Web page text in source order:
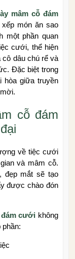
mâm cỗ đám
món ăn sao
một phần quan
cưới, thể hiện
dâu chú rể và
Đặc biệt trong
hòa giữa truyền
cỗ đám
về tiệc cưới
và mâm cỗ.
đẹp mắt sẽ tạo
được chào đón
đám cưới không
phần: